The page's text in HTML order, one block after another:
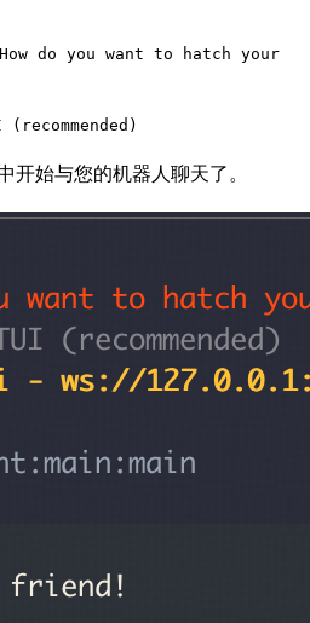
How do you want to hatch your
开始与您的机器人聊天了。